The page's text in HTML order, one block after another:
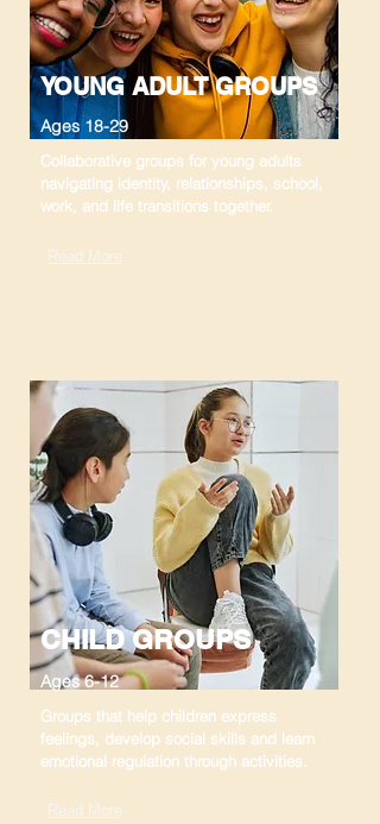
YOUNG ADULT GROUPS
Ages 18-29
Collaborative groups for young adults
navigating identity, relationships, school,
work, and life transitions together.
Read More
CHILD GROUPS
Ages 6-12
Groups that help children express
feelings, develop social skills and learn
emotional regulation through activities.
Read More